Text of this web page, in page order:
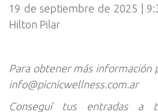
19 de septiembre de 2025 |
Hilton Pilar
Para obtener más información
info@picnicwellness.com.ar
Conseguí tus entradas a